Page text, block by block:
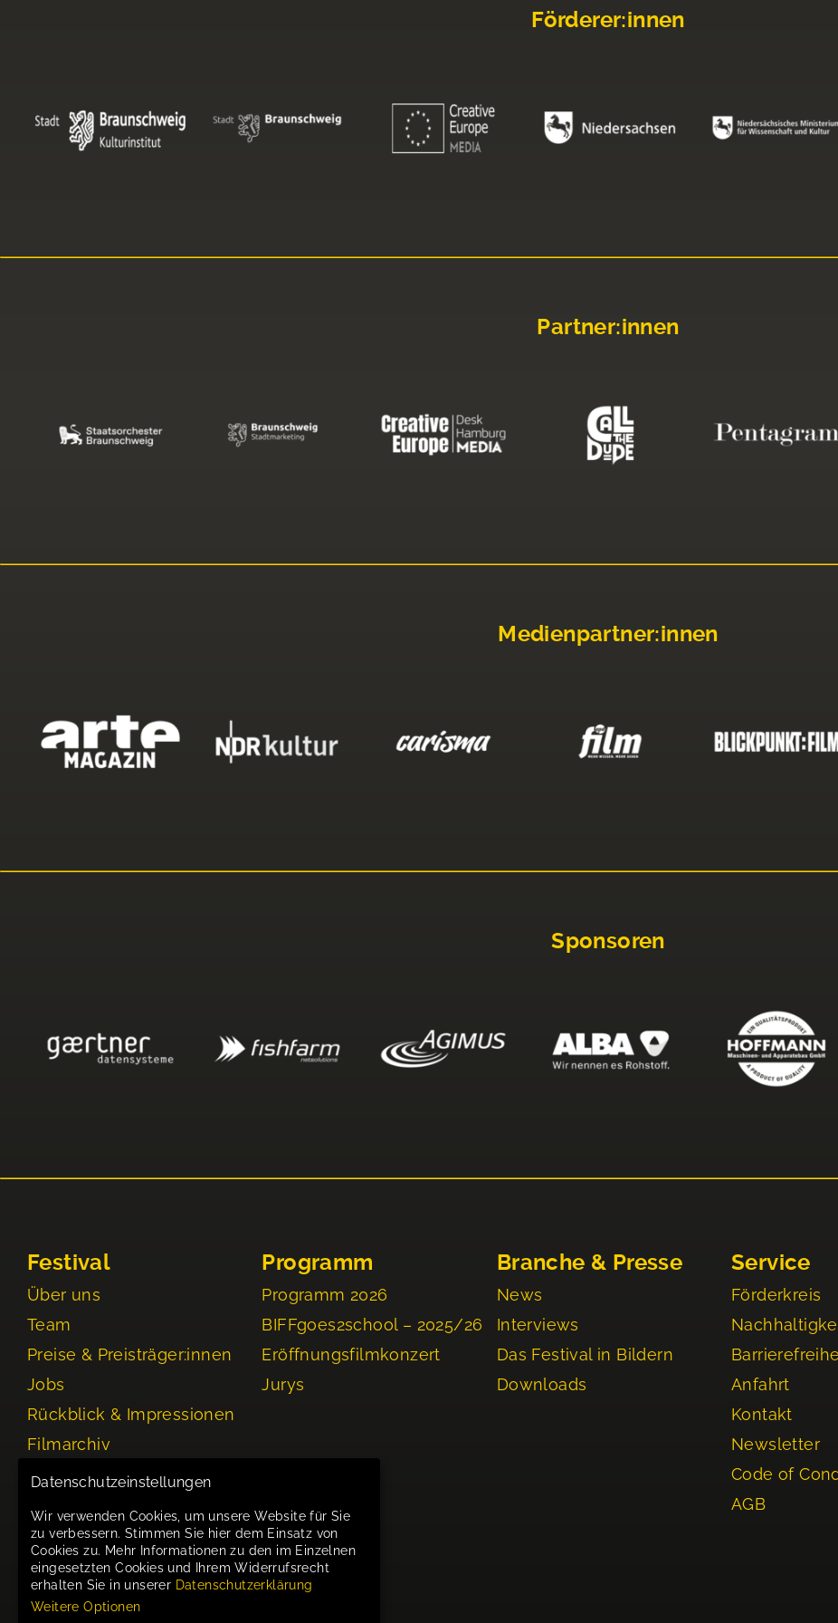
Förderer:innen
Partner:innen
Medienpartner:innen
Sponsoren
Festival
Über uns
Team
Preise & Preisträger:innen
Jobs
Rückblick & Impressionen
Filmarchiv
Events
Programm
Programm 2026
BIFFgoes2school – 2025/26
Eröffnungsfilmkonzert
Jurys
Branche & Presse
News
Interviews
Das Festival in Bildern
Downloads
Service
Förderkreis
Anfahrt
Kontakt
Newsletter
Code of
AGB
Datenschutzeinstellungen
Wir verwenden Cookies, um unsere Website für Sie
zu verbessern. Stimmen Sie hier dem Einsatz von
Cookies zu. Mehr Informationen zu den im Einzelnen
eingesetzten Cookies und Ihrem Widerrufsrecht
erhalten Sie in unserer Datenschutzerklärung
Weitere Optionen